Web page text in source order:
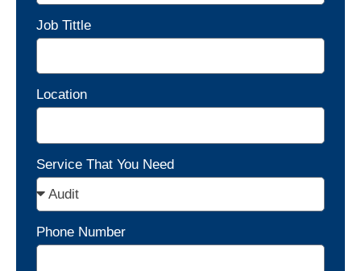
Job Tittle
Location
Service That You Need
Phone Number